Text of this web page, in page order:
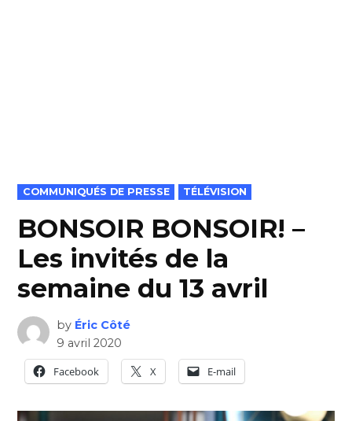
POSTED
IN
COMMUNIQUÉS DE PRESSE TÉLÉVISION
BONSOIR BONSOIR! –
Les invités de la
semaine du 13 avril
by Éric Côté
9 avril 2020
Facebook
X E-mail